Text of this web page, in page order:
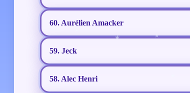
60. Aurélien Amacker
59. Jeck
58. Alec Henri